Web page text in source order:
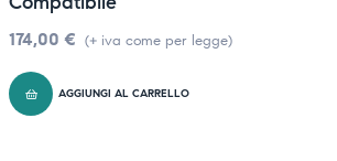
174,00 € (+ iva come per legge)
AGGIUNGI AL CARRELLO